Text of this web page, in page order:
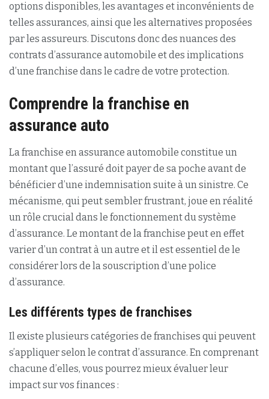
options disponibles, les avantages et inconvénients de
telles assurances, ainsi que les alternatives proposées
par les assureurs. Discutons donc des nuances des
contrats d’assurance automobile et des implications
d’une franchise dans le cadre de votre protection.
Comprendre la franchise en
assurance auto
La franchise en assurance automobile constitue un
montant que l’assuré doit payer de sa poche avant de
bénéficier d’une indemnisation suite à un sinistre. Ce
mécanisme, qui peut sembler frustrant, joue en réalité
un rôle crucial dans le fonctionnement du système
d’assurance. Le montant de la franchise peut en effet
varier d’un contrat à un autre et il est essentiel de le
considérer lors de la souscription d’une police
d’assurance.
Les différents types de franchises
Il existe plusieurs catégories de franchises qui peuvent
s’appliquer selon le contrat d’assurance. En comprenant
chacune d’elles, vous pourrez mieux évaluer leur
impact sur vos finances :